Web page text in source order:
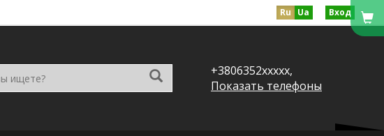
Ru Ua Вход
+3806352xxxxx,
Показать телефоны